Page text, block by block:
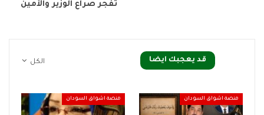
تفجر صراع الوزير والأمين
الكل قد يعجبك ايضا
منصة اشواق السودان منصة اشواق السودان